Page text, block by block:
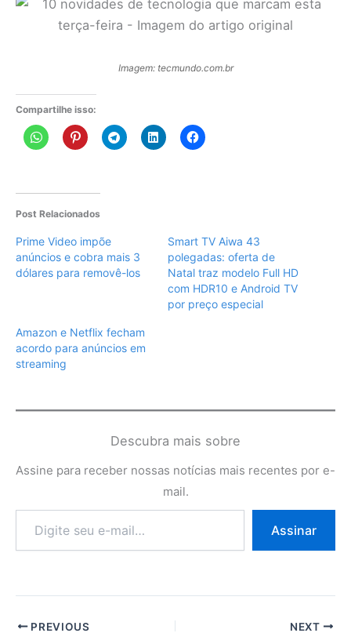
Imagem: tecmundo.com.br
Compartilhe isso:
Post Relacionados
Prime Video impõe
anúncios e cobra mais 3
dólares para removê-los
Smart TV Aiwa 43
polegadas: oferta de
Natal traz modelo Full HD
com HDR10 e Android TV
por preço especial
Amazon e Netflix fecham
acordo para anúncios em
streaming
Descubra mais sobre
Assine para receber nossas notícias mais recentes por e-
mail.
e-
Assinar
PREVIOUS NEXT